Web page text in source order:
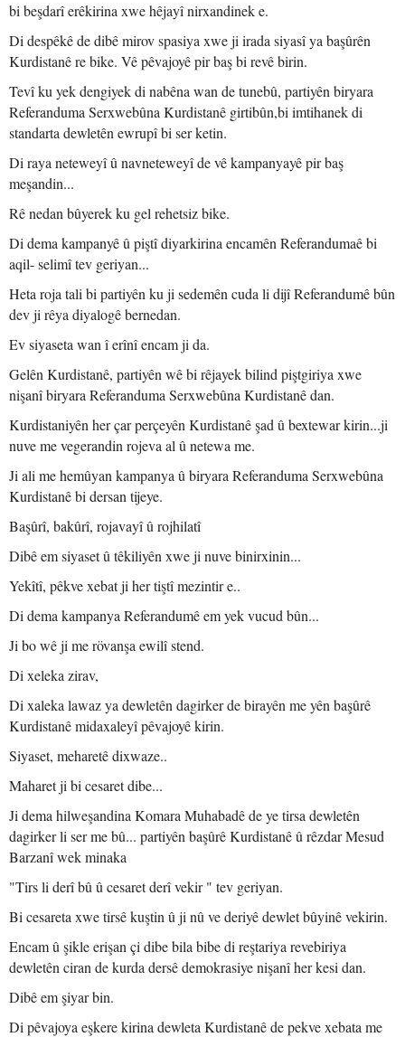
bi beşdarî erêkirina xwe hêjayî nirxandinek e.
Di despêkê de dibê mirov spasiya xwe ji irada siyasî ya başûrên
Kurdistanê re bike. Vê pêvajoyê pir baş bi revê birin.
Tevî ku yek dengiyek di nabêna wan de tunebû, partiyên biryara
Referanduma Serxwebûna Kurdistanê girtibûn,bi imtihanek di
standarta dewletên ewrupî bi ser ketin.
Di raya neteweyî û navneteweyî de vê kampanyayê pir baş
meşandin...
Rê nedan bûyerek ku gel rehetsiz bike.
Di dema kampanyê û piştî diyarkirina encamên Referandumaê bi
aqil- selimî tev geriyan...
Heta roja tali bi partiyên ku ji sedemên cuda li dijî Referandumê bûn
dev ji rêya diyalogê bernedan.
Ev siyaseta wan î erînî encam ji da.
Gelên Kurdistanê, partiyên wê bi rêjayek bilind piştgiriya xwe
nişanî biryara Referanduma Serxwebûna Kurdistanê dan.
Kurdistaniyên her çar perçeyên Kurdistanê şad û bextewar kirin...ji
nuve me vegerandin rojeva al û netewa me.
Ji ali me hemûyan kampanya û biryara Referanduma Serxwebûna
Kurdistanê bi dersan tijeye.
Başûrî, bakûrî, rojavayî û rojhilatî
Dibê em siyaset û têkiliyên xwe ji nuve binirxinin...
Yekîtî, pêkve xebat ji her tiştî mezintir e..
Di dema kampanya Referandumê em yek vucud bûn...
Ji bo wê ji me rövanşa ewilî stend.
Di xeleka zirav,
Di xaleka lawaz ya dewletên dagirker de birayên me yên başûrê
Kurdistanê midaxaleyî pêvajoyê kirin.
Siyaset, meharetê dixwaze..
Maharet ji bi cesaret dibe...
Ji dema hilweşandina Komara Muhabadê de ye tirsa dewletên
dagirker li ser me bû... partiyên başûrê Kurdistanê û rêzdar Mesud
Barzanî wek minaka
"Tirs li derî bû û cesaret derî vekir " tev geriyan.
Bi cesareta xwe tirsê kuştin û ji nû ve deriyê dewlet bûyinê vekirin.
Encam û şikle erişan çi dibe bila bibe di reştariya revebiriya
dewletên ciran de kurda dersê demokrasiye nişanî her kesi dan.
Dibê em şiyar bin.
Di pêvajoya eşkere kirina dewleta Kurdistanê de pekve xebata me